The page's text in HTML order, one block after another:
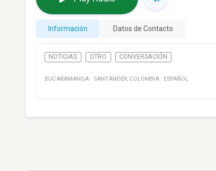
Información Datos de Contacto
NOTICIAS OTRO CONVERSACIÓN
BUCARAMANGA · SANTANDER, COLOMBIA · ESPAÑOL